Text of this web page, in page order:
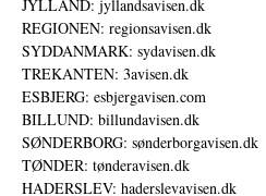
JYLLAND: jyllandsavisen.dk
REGIONEN: regionsavisen.dk
SYDDANMARK: sydavisen.dk
TREKANTEN: 3avisen.dk
ESBJERG: esbjergavisen.com
BILLUND: billundavisen.dk
SØNDERBORG: sønderborgavisen.dk
TØNDER: tønderavisen.dk
HADERSLEV: haderslevavisen.dk